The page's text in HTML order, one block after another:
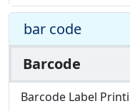
bar code
Barcode
Barcode Label